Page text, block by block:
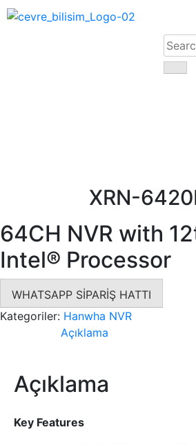
XRN-
64CH NVR with
Intel® Processor
WHATSAPP SİPARİŞ HATTI
Kategoriler: Hanwha NVR
Açıklama
Açıklama
Key Features